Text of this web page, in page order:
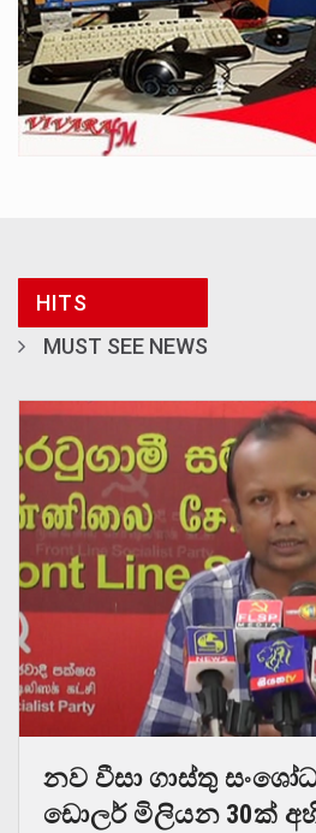
HITS
MUST SEE NEWS
නව වීසා ගාස්තු
ඩොලර් මිලියන 30ක්